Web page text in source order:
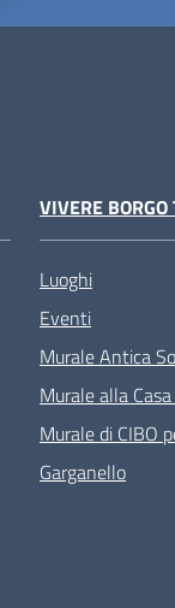
VIVERE
Luoghi
Eventi
Murale Antica
Murale alla
Murale di CIBO
Garganello